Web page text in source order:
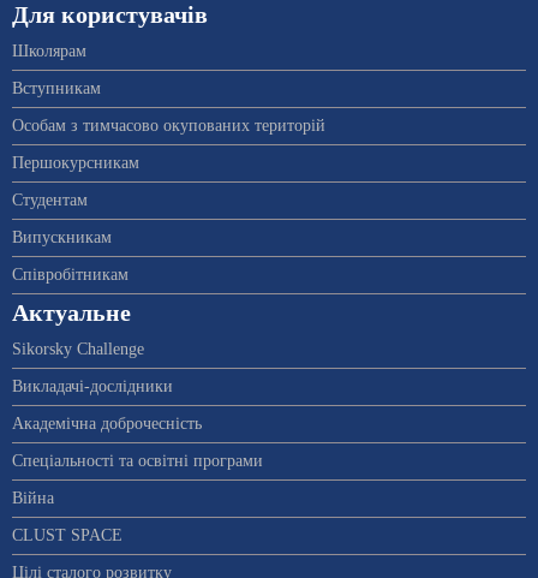
Для користувачів
Школярам
Вступникам
Особам з тимчасово окупованих територій
Першокурсникам
Студентам
Випускникам
Співробітникам
Актуальне
Sikorsky Challenge
Викладачі-дослідники
Академічна доброчесність
Спеціальності та освітні програми
Війна
CLUST SPACE
Цілі сталого розвитку